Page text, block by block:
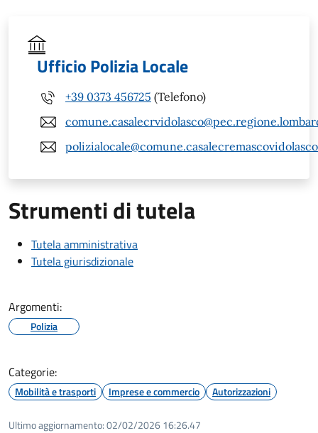
Ufficio Polizia Locale
+39 0373 456725 (Telefono)
Strumenti di tutela
Tutela amministrativa
Tutela giurisdizionale
Argomenti:
Polizia
Categorie:
Mobilità e trasporti Imprese e commercio Autorizzazioni
Ultimo aggiornamento:02/02/2026 16:26.47